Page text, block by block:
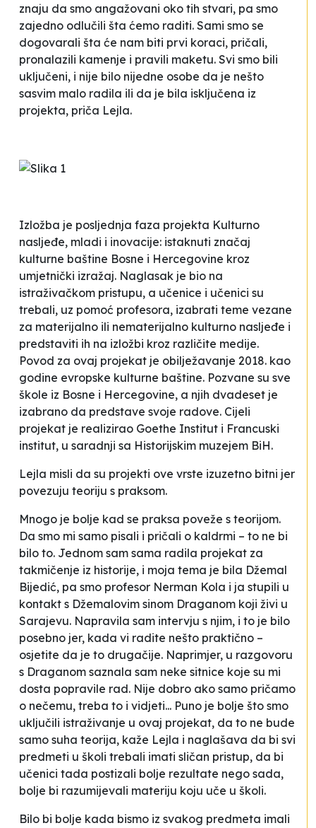
znaju da smo angažovani oko tih stvari, pa smo
zajedno odlučili šta ćemo raditi. Sami smo se
dogovarali šta će nam biti prvi koraci, pričali,
pronalazili kamenje i pravili maketu. Svi smo bili
uključeni, i nije bilo nijedne osobe da je nešto
sasvim malo radila ili da je bila isključena iz
projekta, priča Lejla.
Izložba je posljednja faza projekta Kulturno
nasljeđe, mladi i inovacije: istaknuti značaj
kulturne baštine Bosne i Hercegovine kroz
umjetnički izražaj. Naglasak je bio na
istraživačkom pristupu, a učenice i učenici su
trebali, uz pomoć profesora, izabrati teme vezane
za materijalno ili nematerijalno kulturno nasljeđe i
predstaviti ih na izložbi kroz različite medije.
Povod za ovaj projekat je obilježavanje 2018. kao
godine evropske kulturne baštine. Pozvane su sve
škole iz Bosne i Hercegovine, a njih dvadeset je
izabrano da predstave svoje radove. Cijeli
projekat je realizirao Goethe Institut i Francuski
institut, u saradnji sa Historijskim muzejem BiH.
Lejla misli da su projekti ove vrste izuzetno bitni jer
povezuju teoriju s praksom.
Mnogo je bolje kad se praksa poveže s teorijom.
Da smo mi samo pisali i pričali o kaldrmi – to ne bi
bilo to. Jednom sam sama radila projekat za
takmičenje iz historije, i moja tema je bila Džemal
Bijedić, pa smo profesor Nerman Kola i ja stupili u
kontakt s Džemalovim sinom Draganom koji živi u
Sarajevu. Napravila sam intervju s njim, i to je bilo
posebno jer, kada vi radite nešto praktično –
osjetite da je to drugačije. Naprimjer, u razgovoru
s Draganom saznala sam neke sitnice koje su mi
dosta popravile rad. Nije dobro ako samo pričamo
o nečemu, treba to i vidjeti... Puno je bolje što smo
uključili istraživanje u ovaj projekat, da to ne bude
samo suha teorija, kaže Lejla i naglašava da bi svi
predmeti u školi trebali imati sličan pristup, da bi
učenici tada postizali bolje rezultate nego sada,
bolje bi razumijevali materiju koju uče u školi.
Bilo bi bolje kada bismo iz svakog predmeta imali